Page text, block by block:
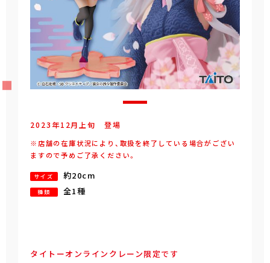
2023年12月 上旬 登場
※店舗の在庫状況により、取扱を終了している場合がござい
ますので予めご了承ください。
サイズ 約20cm
種類 全1種
タイトーオンラインクレーン限定です